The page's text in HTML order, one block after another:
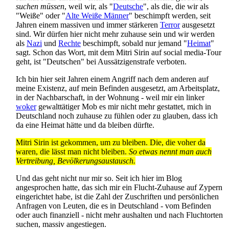
suchen müssen, weil wir, als "Deutsche", als die, die wir als
"Weiße" oder "Alte Weiße Männer" beschimpft werden, seit
Jahren einem massiven und immer stärkeren Terrorausgesetzt
sind. Wir dürfen hier nicht mehr zuhause sein und wir werden
als Nazi und Rechte beschimpft, sobald nur jemand "Heimat"
sagt. Schon das Wort, mit dem Mitri Sirin auf social media-Tour
geht, ist "Deutschen" bei Aussätzigen­strafe verboten.
Ich bin hier seit Jahren einem Angriff nach dem anderen auf
meine Existenz, auf mein Befinden ausgesetzt, am Arbeitsplatz,
in der Nachbarschaft, in der Wohnung - weil mir ein linker
wokergewalttätiger Mob es mir nicht mehr gestattet, mich in
Deutschland noch zuhause zu fühlen oder zu glauben, dass ich
da eine Heimat hätte und da bleiben dürfte.
Mitri Sirin ist gekommen, um zu bleiben. Die, die voher da
waren, die lässt man nicht bleiben. So etwas nennt man auch
Vertreibung, Bevölkerungs­austausch.
Und das geht nicht nur mir so. Seit ich hier im Blog
angesprochen hatte, das sich mir ein Flucht-Zuhause auf Zypern
eingerichtet habe, ist die Zahl der Zuschriften und persönlichen
Anfragen von Leuten, die es in Deutschland - vom Befinden
oder auch finanziell - nicht mehr aushalten und nach Fluchtorten
suchen, massiv angestiegen.